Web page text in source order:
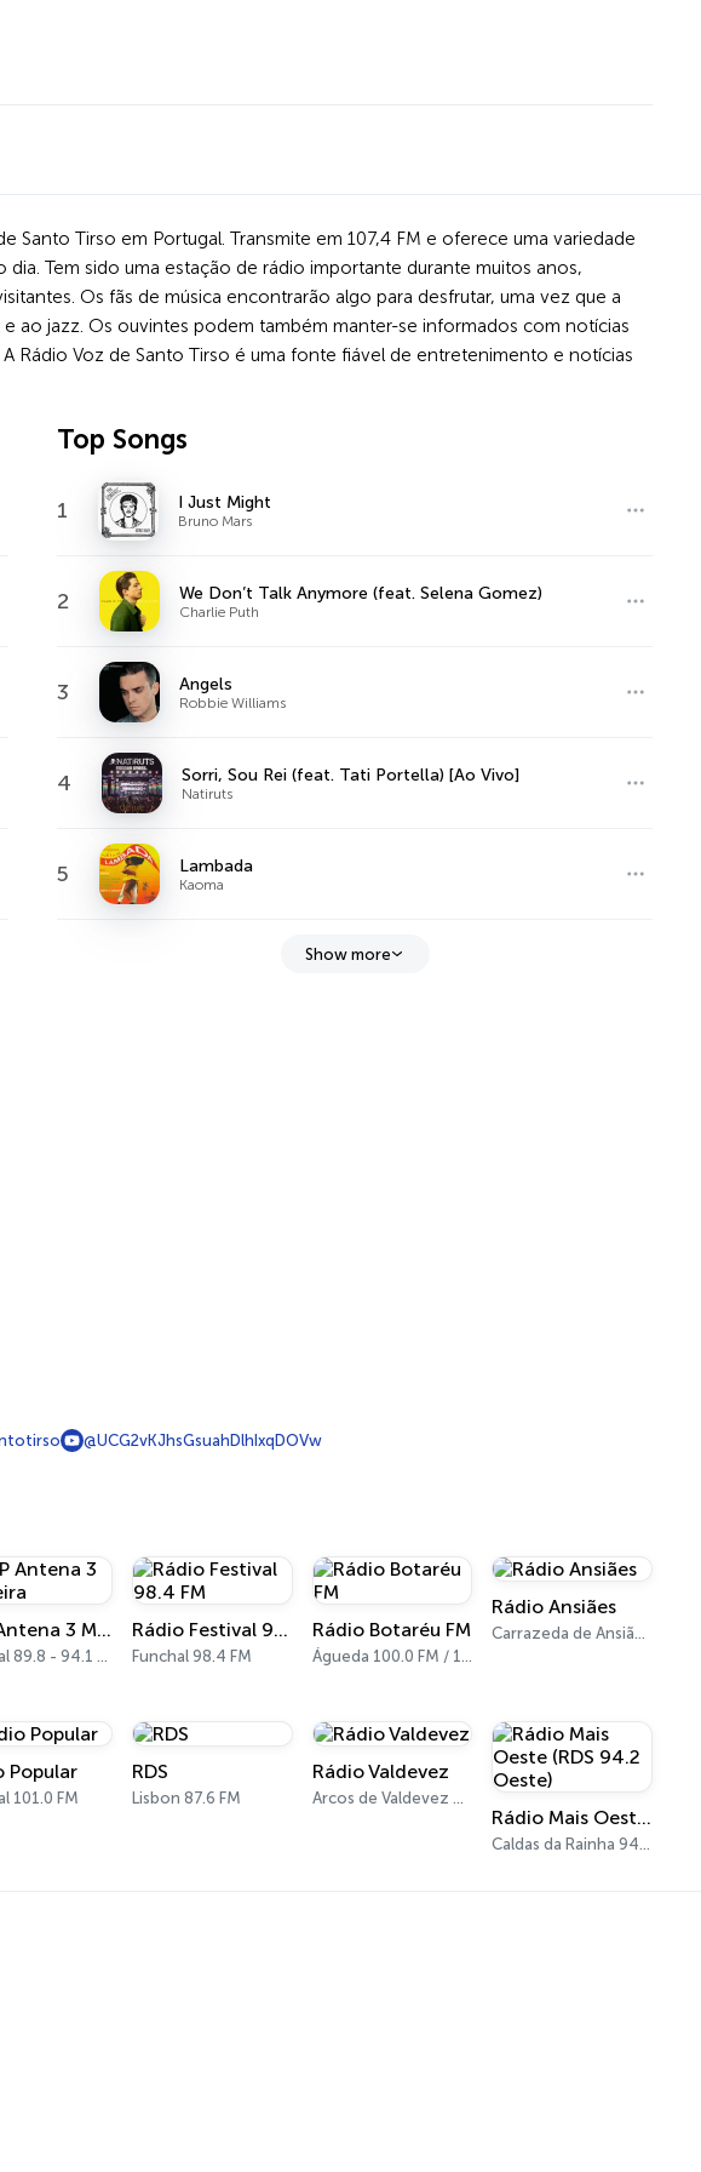
Santo Tirso em Portugal. Transmite em 107,4 FM e oferece uma variedade
Tem sido uma estação de rádio importante durante muitos anos,
Os fãs de música encontrarão algo para desfrutar, uma vez que a
ao jazz. Os ouvintes podem também manter-se informados com notícias
Rádio Voz de Santo Tirso é uma fonte fiável de entretenimento e notícias
Top Songs
1 I Just Might
Bruno Mars
2 We Don’t Talk Anymore (feat. Selena Gomez)
Charlie Puth
3 Angels
Robbie Williams
4 Sorri, Sou Rei (feat. Tati Portella) [Ao Vivo]
Natiruts
5 Lambada
Kaoma
Show more
@UCG2vKJhsGsuahDlhIxqDOVw
RTP Antena 3 Madeira
Funchal 89.8 - 94.1 FM
Rádio Festival 98.4 FM
Funchal 98.4 FM
Rádio Botaréu FM
Águeda 100.0 FM / 101.8 FM
Rádio Ansiães
Carrazeda de Ansiães 98.1 FM
Popular
101.0 FM
RDS
Lisbon 87.6 FM
Rádio Valdevez
Arcos de Valdevez 96.4 FM, 100.8 FM
Rádio Mais Oeste (RDS 94.2 Oeste)
Caldas da Rainha 94.2 FM